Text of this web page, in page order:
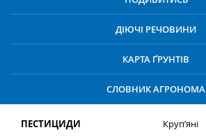
ДІЮЧІ РЕЧОВИНИ
КАРТА ҐРУНТІВ
СЛОВНИК АГРОНОМА
ПЕСТИЦИДИ
Круп’яні